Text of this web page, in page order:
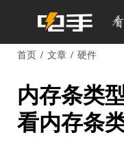
首页 文章 硬件
内存条类
看内存条